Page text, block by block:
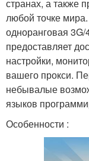
странах, а также
любой точке
одноранговая
предоставляет
настройки,
вашего прокси.
небывалые
языков
Особенности :